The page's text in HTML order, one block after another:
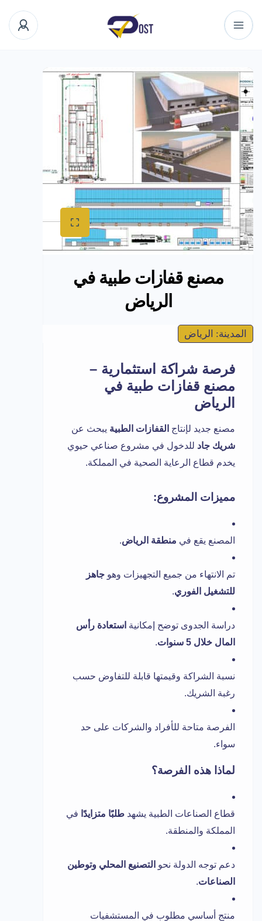
مصنع قفازات طبية في
الرياض
المدينة: الرياض
فرصة شراكة استثمارية –
مصنع قفازات طبية في
الرياض
مصنع جديد لإنتاج القفازات الطبية يبحث عن
شريك جاد للدخول في مشروع صناعي حيوي
يخدم قطاع الرعاية الصحية في المملكة.
مميزات المشروع:
المصنع يقع في منطقة الرياض.
تم الانتهاء من جميع التجهيزات وهو جاهز
للتشغيل الفوري.
دراسة الجدوى توضح إمكانية استعادة رأس
المال خلال 5 سنوات
.
نسبة الشراكة وقيمتها قابلة للتفاوض حسب
رغبة الشريك.
الفرصة متاحة للأفراد والشركات على حد
سواء.
لماذا هذه الفرصة؟
قطاع الصناعات الطبية يشهد طلبًا متزايدًا في
المملكة والمنطقة.
دعم توجه الدولة نحو التصنيع المحلي وتوطين
الصناعات.
منتج أساسي مطلوب في المستشفيات